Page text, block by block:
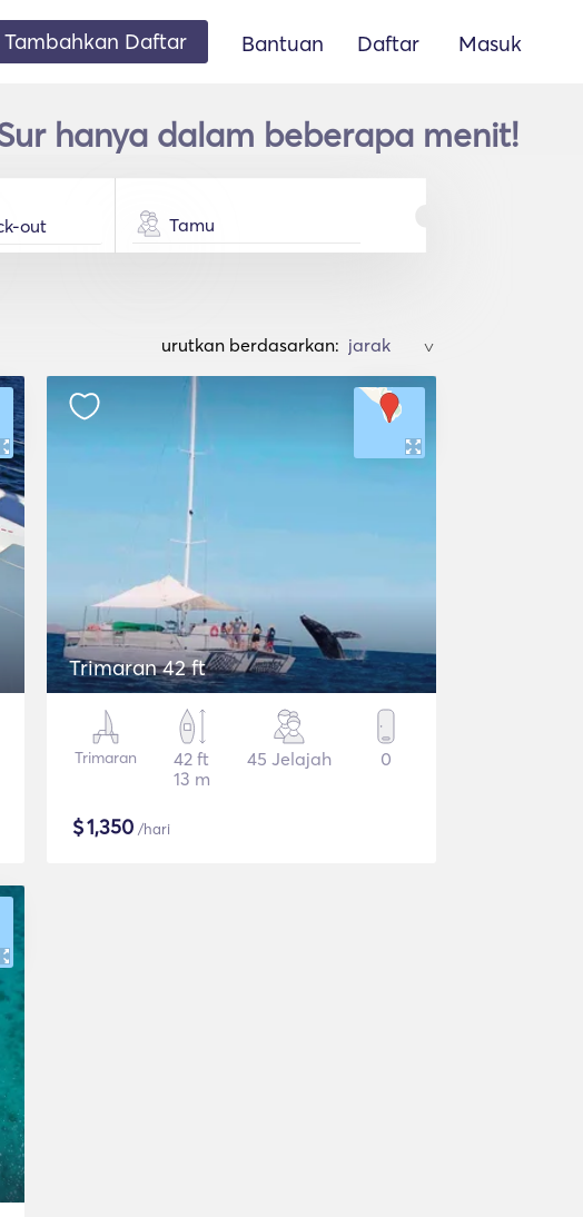
Tambahkan Daftar Bantuan Daftar Masuk
hanya dalam beberapa menit!
Tamu
urutkan berdasarkan: >
Trimaran 42 ft
Trimaran
42 ft
13 m
45 Jelajah 0
$1,350 /hari